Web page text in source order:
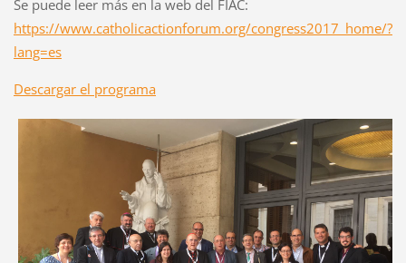
Se puede leer más en la web del FIAC:
https://www.catholicactionforum.org/congress2017_home/?
lang=es
Descargar el programa